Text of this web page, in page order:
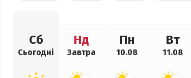
Сб
Сьогодні
Нд
Завтра
Пн
10.08
Вт
11.08